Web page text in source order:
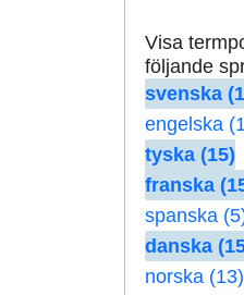
Visa
följande
svenska
engelska
tyska (15)
franska
spanska
danska
norska (13)